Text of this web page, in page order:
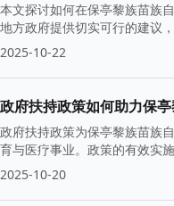
本文探讨如何在保亭黎族苗族
地方政府提供切实可行的建议
2025-10-22
政府扶持政策如何助力保
政府扶持政策为保亭黎族苗族
育与医疗事业。政策的有效实
2025-10-20